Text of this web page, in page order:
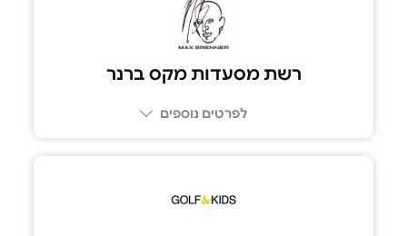
רשת מסעדות מקס ברנר
לפרטים נוספים